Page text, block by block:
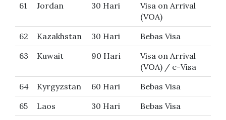
61 Jordan 30 Hari
Visa on Arrival
(VOA)
62
Kazakhstan 30 Hari
Bebas Visa
63
Kuwait 90 Hari
Visa on Arrival
(VOA) / e-Visa
64
Kyrgyzstan 60 Hari
Bebas Visa
65
Laos 30 Hari
Bebas Visa